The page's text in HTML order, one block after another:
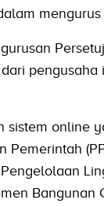
mengurus
online
Pemerintah
Bangunan